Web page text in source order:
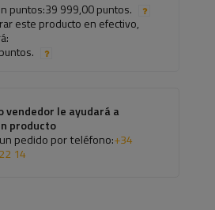
puntos:39 999,00 puntos.
este producto en efectivo,
vendedor le ayudará a
producto
pedido por teléfono:+34
14